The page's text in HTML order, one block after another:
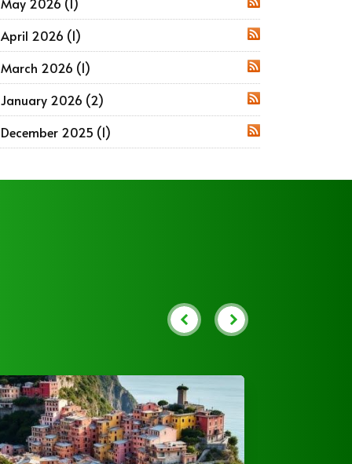
April 2026 (1)
March 2026 (1)
January 2026 (2)
December 2025 (1)